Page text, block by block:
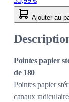
Ajouter au
Pointes papier
de 180
Pointes papier
canaux